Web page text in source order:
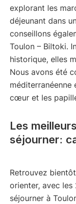
explorant les
déjeunant dans
conseillons
Toulon – Biltoki.
historique, elles
Nous avons été
méditerranéenne
cœur et les
Les
séjourner:
Retrouvez
orienter, avec les
séjourner à